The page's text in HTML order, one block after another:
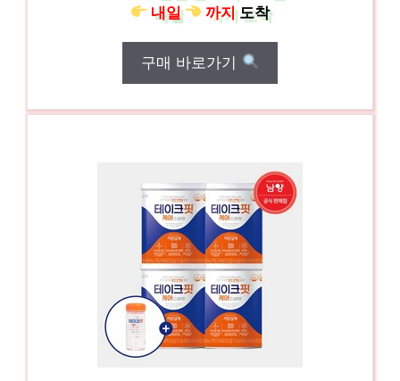
내일 까지도착
구매 바로가기